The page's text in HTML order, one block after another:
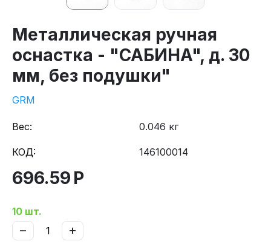
Металлическая ручная
оснастка - "САБИНА", д. 30
мм, без подушки"
GRM
Вес: 0.046 кг
КОД: 146100014
696.59 Р
10 шт.
+
−